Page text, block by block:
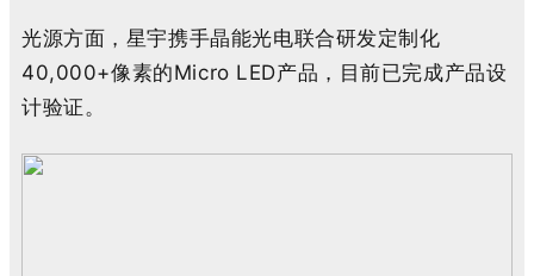
光源方面，星宇携手晶能光电联合研发定制化
40,000+像素的Micro LED产品，目前已完成产品设
计验证。